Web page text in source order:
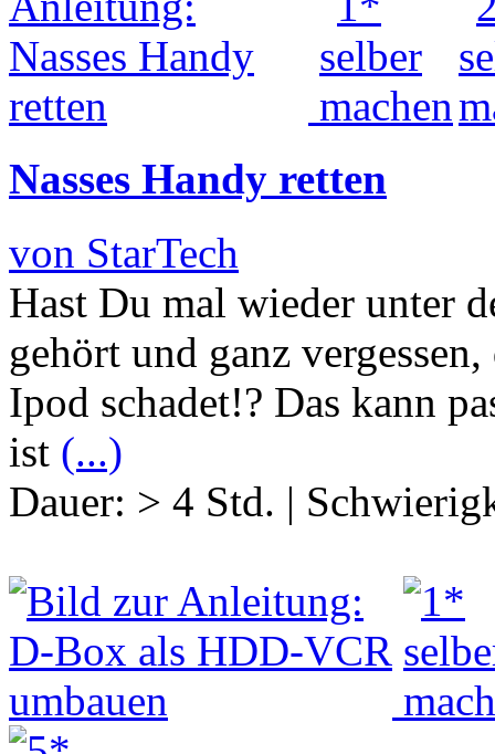
Nasses Handy retten
von StarTech
Hast Du mal wieder unter
gehört und ganz
Ipod schadet!? Das kann
ist (...)
Dauer: > 4 Std. |